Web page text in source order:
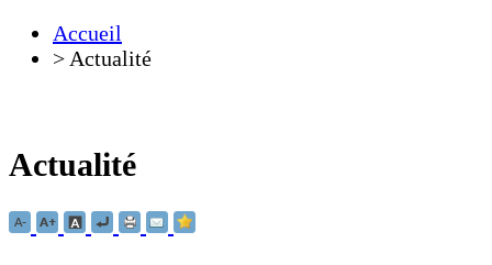
Accueil
> Actualité
Actualité